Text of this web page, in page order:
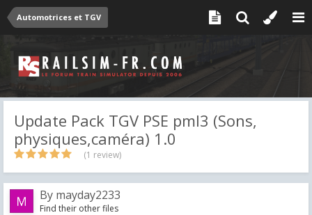
Automotrices et TGV
Update Pack TGV PSE pml3 (Sons,
physiques,caméra) 1.0
(1 review)
By mayday2233
Find their other files